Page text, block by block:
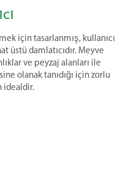
için tasarlanmış, kullanıcı
üstü damlatıcıdır. Meyve
ve peyzaj alanları ile
olanak tanıdığı için zorlu
idealdir.